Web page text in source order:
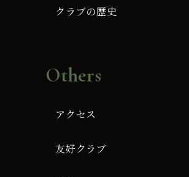
クラブの歴史
Others
アクセス
友好クラブ